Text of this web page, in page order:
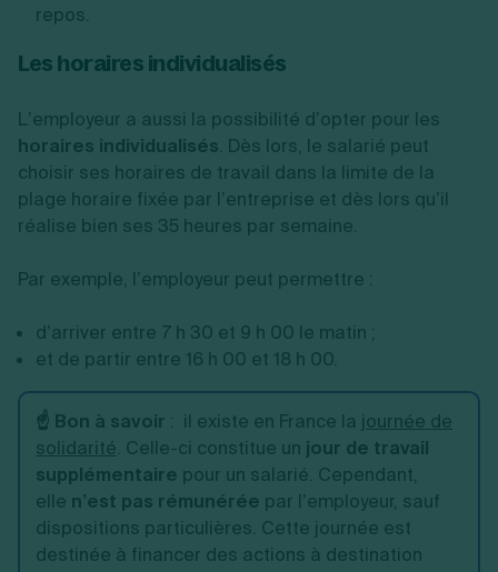
repos.
Les horaires individualisés
L’employeur a aussi la possibilité d’opter pour les
horaires individualisés. Dès lors, le salarié peut
choisir ses horaires de travail dans la limite de la
plage horaire fixée par l’entreprise et dès lors qu’il
réalise bien ses 35 heures par semaine.
Par exemple, l’employeur peut permettre :
d’arriver entre 7 h 30 et 9 h 00 le matin ;
et de partir entre 16 h 00 et 18 h 00.
☝️ Bon à savoir : il existe en France la journée de
solidarité. Celle-ci constitue un jour de travail
supplémentaire pour un salarié. Cependant,
elle n’est pas rémunérée par l’employeur, sauf
dispositions particulières. Cette journée est
destinée à financer des actions à destination